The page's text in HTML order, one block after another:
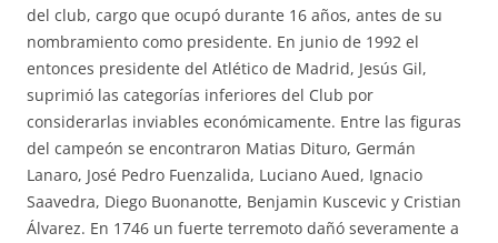
del club, cargo que ocupó durante 16 años, antes de su
nombramiento como presidente. En junio de 1992 el
entonces presidente del Atlético de Madrid, Jesús Gil,
suprimió las categorías inferiores del Club por
considerarlas inviables económicamente. Entre las figuras
del campeón se encontraron Matias Dituro, Germán
Lanaro, José Pedro Fuenzalida, Luciano Aued, Ignacio
Saavedra, Diego Buonanotte, Benjamin Kuscevic y Cristian
Álvarez. En 1746 un fuerte terremoto dañó severamente a